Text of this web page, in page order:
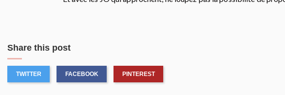
Share this post
TWITTER FACEBOOK PINTEREST